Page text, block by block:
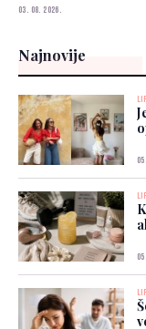
03. 08. 2026.
Najnovije